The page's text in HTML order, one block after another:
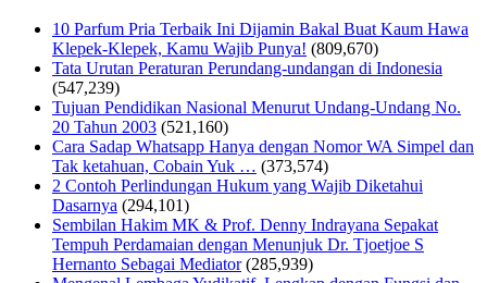
10 Parfum Pria Terbaik Ini Dijamin Bakal Buat Kaum Hawa
Klepek-Klepek, Kamu Wajib Punya! (809,670)
Tata Urutan Peraturan Perundang-undangan di Indonesia
(547,239)
Tujuan Pendidikan Nasional Menurut Undang-Undang No.
20 Tahun 2003 (521,160)
Cara Sadap Whatsapp Hanya dengan Nomor WA Simpel dan
Tak ketahuan, Cobain Yuk … (373,574)
2 Contoh Perlindungan Hukum yang Wajib Diketahui
Dasarnya (294,101)
Sembilan Hakim MK & Prof. Denny Indrayana Sepakat
Tempuh Perdamaian dengan Menunjuk Dr. Tjoetjoe S
Hernanto Sebagai Mediator (285,939)